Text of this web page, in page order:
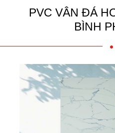
PVC VÂN ĐÁ
BÌNH